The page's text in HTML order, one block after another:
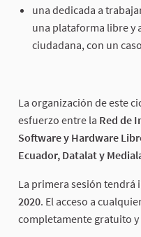
una dedicada a
una plataforma libre y
ciudadana, con un
La organización de este
esfuerzo entre la Red de
Software y Hardware
Ecuador, Datalat y
La primera sesión tendrá
2020. El acceso a
completamente gratuito